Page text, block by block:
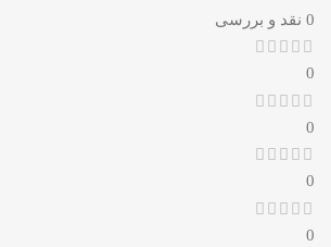
0 نقد و بررسی
0
0
0
0